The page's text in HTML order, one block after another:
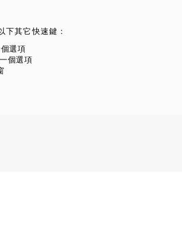
下其它快速鍵：
選項
個選項